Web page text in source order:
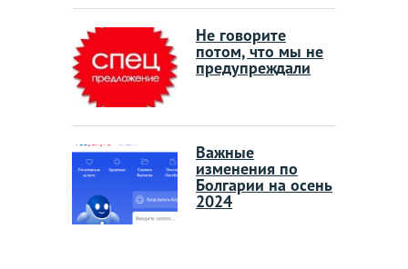
Не говорите
потом, что мы не
предупреждали
Важные
изменения по
Болгарии на осень
2024